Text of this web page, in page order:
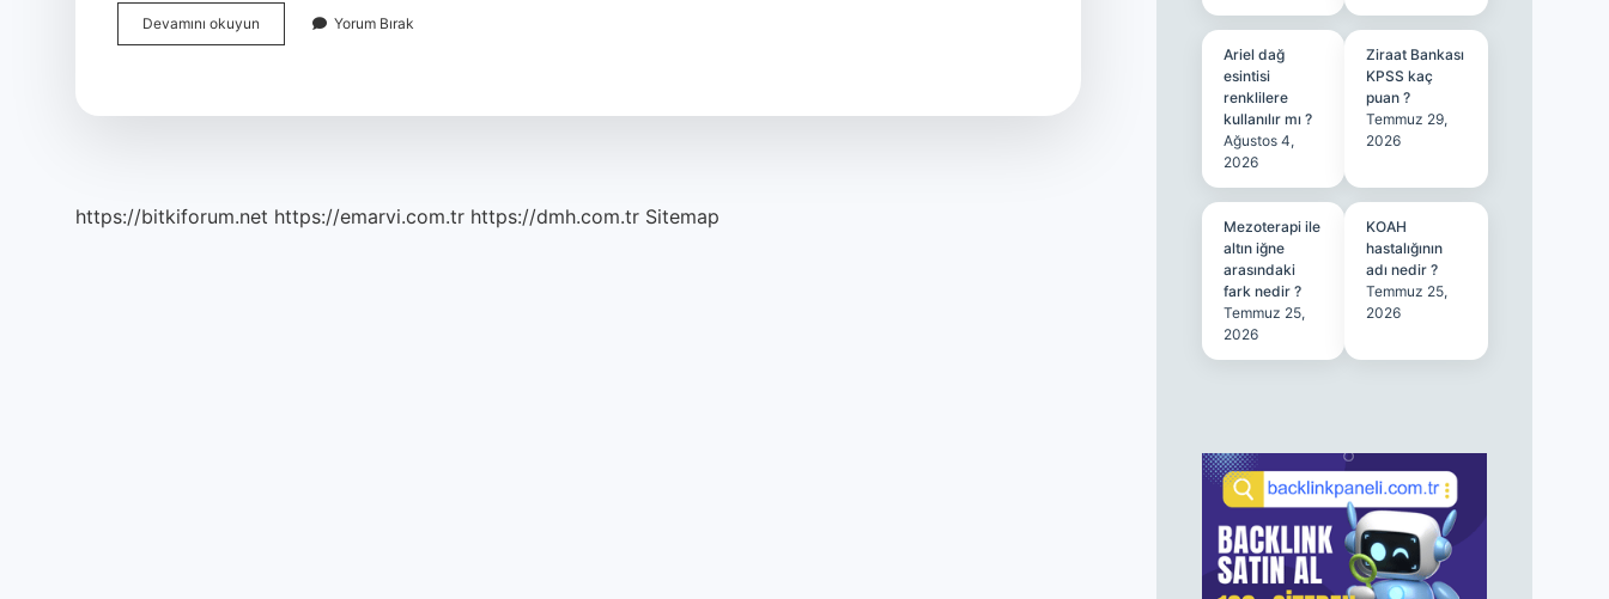
Devamını okuyun
Ev
Yorum Bırak
https://bitkiforum.net https://emarvi.com.tr https://dmh.com.tr Sitemap
Ariel dağ
esintisi
renklilere
kullanılır mı ?
Ağustos 4,
2026
Ziraat Bankası
KPSS kaç
puan ?
Temmuz 29,
2026
Mezoterapi ile
altın iğne
arasındaki
fark nedir ?
Temmuz 25,
2026
KOAH
hastalığının
adı nedir ?
Temmuz 25,
2026